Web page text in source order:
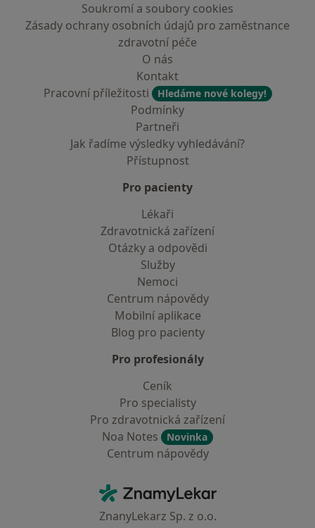
Soukromí a soubory cookies
Zásady ochrany osobních údajů pro zaměstnance
zdravotní péče
O nás
Kontakt
Pracovní příležitosti
Hledáme nové kolegy!
Podmínky
Partneři
Jak řadíme výsledky vyhledávání?
Přístupnost
Pro pacienty
Lékaři
Zdravotnická zařízení
Otázky a odpovědi
Služby
Nemoci
Centrum nápovědy
Mobilní aplikace
Blog pro pacienty
Pro profesionály
Ceník
Pro specialisty
Pro zdravotnická zařízení
Noa Notes
Novinka
Centrum nápovědy
ZnamyLekar - Hlavní stránka
ZnanyLekarz Sp. z o.o.